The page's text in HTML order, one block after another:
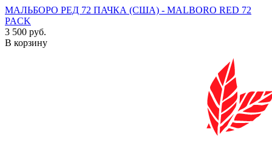
МАЛЬБОРО РЕД 72 ПАЧКА (США) - MALBORO RED 72
PACK
3 500 руб.
В корзину